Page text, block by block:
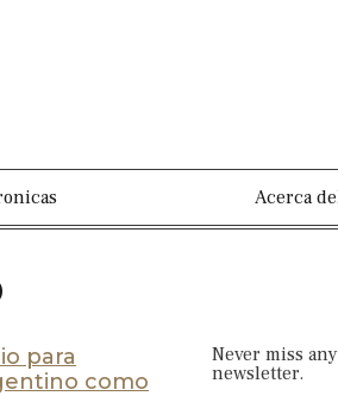
Acerca
para
como
Never miss
newsletter.